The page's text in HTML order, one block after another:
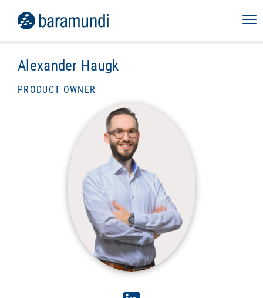
Alexander Haugk
PRODUCT OWNER